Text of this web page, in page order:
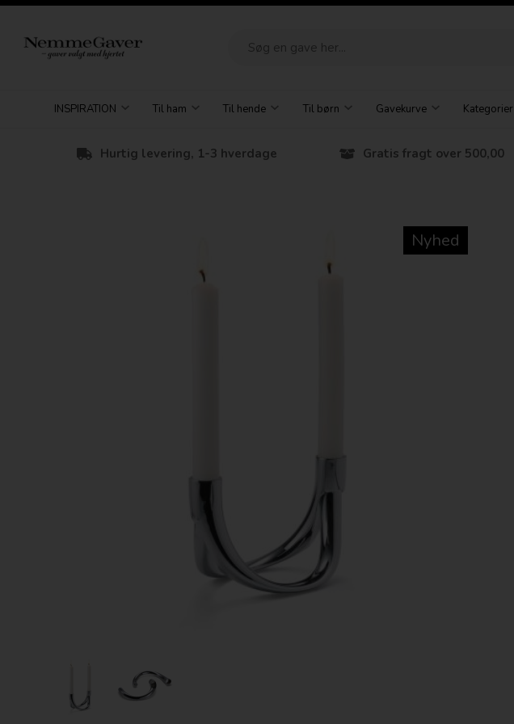
INSPIRATION Til ham Til hende Til børn Gavekurve Kategorier
Hurtig levering, 1-3 hverdage Gratis fragt over 500,00
Nyhed